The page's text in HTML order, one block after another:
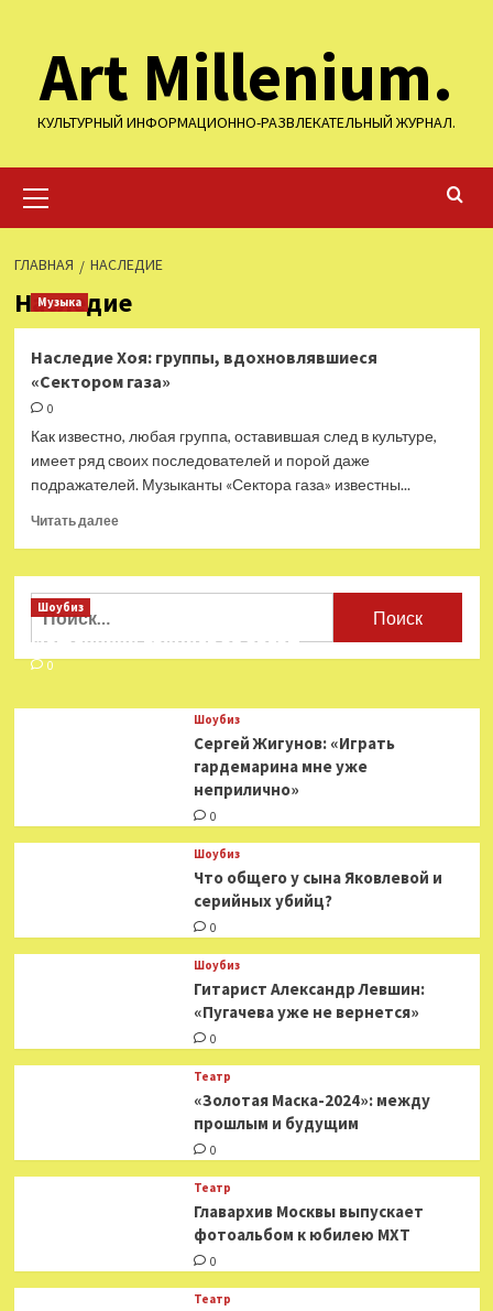
содержимому
Art Millenium.
КУЛЬТУРНЫЙ ИНФОРМАЦИОННО-РАЗВЛЕКАТЕЛЬНЫЙ ЖУРНАЛ.
меню
ГЛАВНАЯ НАСЛЕДИЕ
Наследие
Музыка
Наследие Хоя: группы, вдохновлявшиеся
«Сектором газа»
0
Как известно, любая группа, оставившая след в культуре,
имеет ряд своих последователей и порой даже
подражателей. Музыканты «Сектора газа» известны...
Читать далееПрочитать
Наследие
вдохновлявшиеся
«Сектором
Найти:
Шоубиз
Мошенники взялись за звезд
0
Шоубиз
Сергей Жигунов: «Играть
гардемарина мне уже
неприлично»
0
Шоубиз
Что общего у сына Яковлевой и
серийных убийц?
0
Шоубиз
Гитарист Александр Левшин:
«Пугачева уже не вернется»
0
Театр
«Золотая Маска-2024»: между
прошлым и будущим
0
Театр
​​Главархив Москвы выпускает
фотоальбом к юбилею МХТ
0
Театр